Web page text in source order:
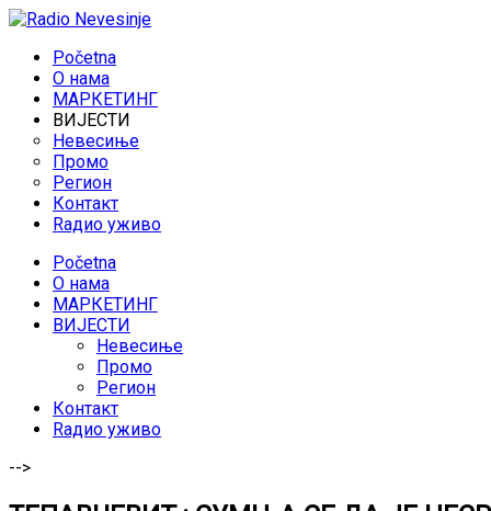
Početna
O нама
МАРКЕТИНГ
ВИЈЕСТИ
Невесиње
Промо
Регион
Контакт
Rадио уживо
Početna
O нама
МАРКЕТИНГ
ВИЈЕСТИ
Невесиње
Промо
Регион
Контакт
Rадио уживо
-->